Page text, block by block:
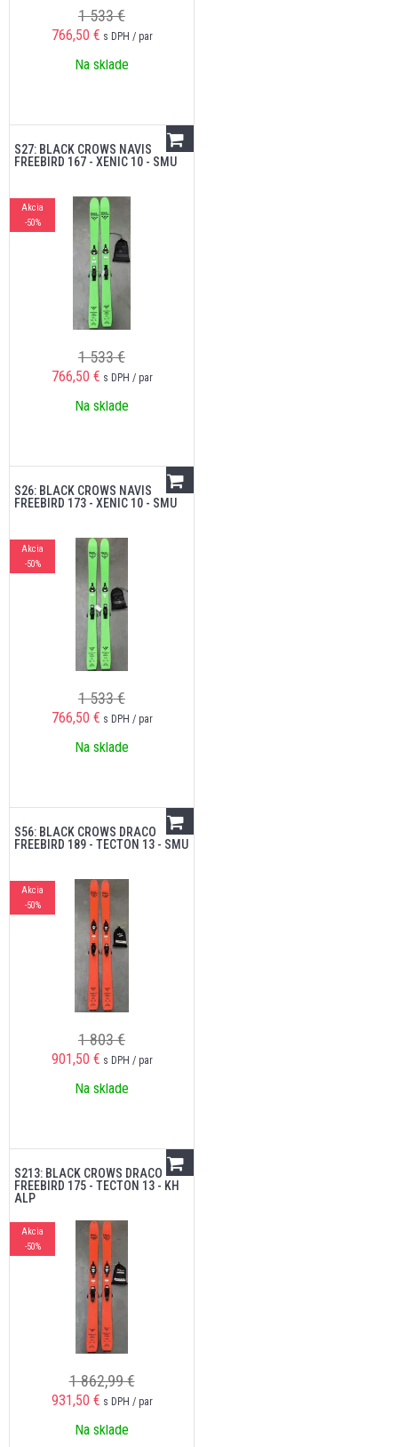
1 533 €
766,50 € s DPH / par
Na sklade
S27: BLACK CROWS NAVIS
FREEBIRD 167 - XENIC 10 - SMU
Akcia
-50%
1 533 €
766,50 € s DPH / par
Na sklade
S26: BLACK CROWS NAVIS
FREEBIRD 173 - XENIC 10 - SMU
Akcia
-50%
1 533 €
766,50 € s DPH / par
Na sklade
S56: BLACK CROWS DRACO
FREEBIRD 189 - TECTON 13 - SMU
Akcia
-50%
1 803 €
901,50 € s DPH / par
Na sklade
S213: BLACK CROWS DRACO
FREEBIRD 175 - TECTON 13 - KH
ALP
Akcia
-50%
1 862,99 €
931,50 € s DPH / par
Na sklade